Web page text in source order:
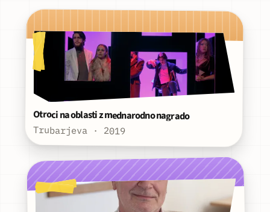
Otroci na oblasti z mednarodno nagrado
Trubarjeva · 2019